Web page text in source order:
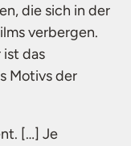
die sich in der
verbergen.
das
Motivs der
[…] Je